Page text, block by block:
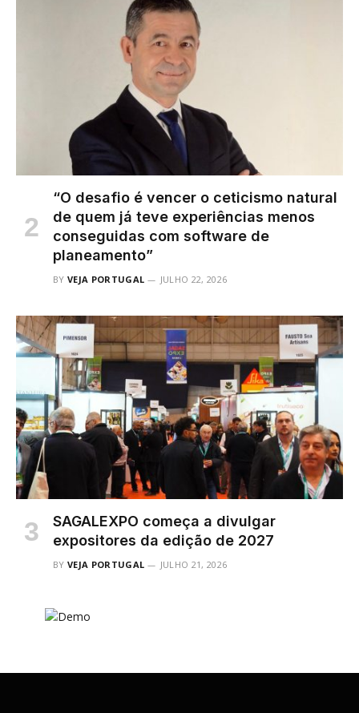
“O desafio é vencer o ceticismo natural
de quem já teve experiências menos
conseguidas com software de
planeamento”
BY VEJA PORTUGAL JULHO 22, 2026
SAGALEXPO começa a divulgar
expositores da edição de 2027
BY VEJA PORTUGAL JULHO 21, 2026